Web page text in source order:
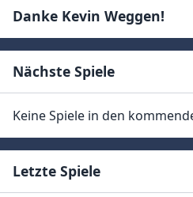
Danke Kevin Weggen!
Nächste Spiele
Keine Spiele in den
Letzte Spiele